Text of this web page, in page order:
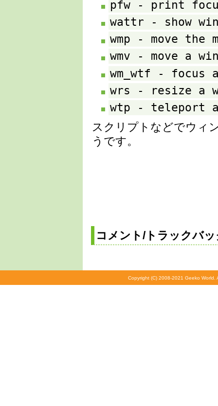
pfw - print
wattr - show
wmp - move the
wmv - move a
wm_wtf - focus
wrs - resize a
wtp - teleport a
スクリプトなどでウィ
うです。
コメント/トラックバ
Copyright (C) 2008-2021 Geeko